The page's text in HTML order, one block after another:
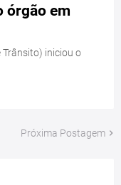
órgão em
Trânsito) iniciou o
Próxima Postagem